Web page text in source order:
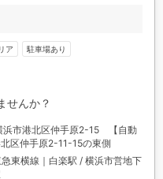
ア 駐車場あり
せんか？
浜市港北区仲手原2-15 【自動
区仲手原2-11-15の東側
東横線｜白楽駅 / 横浜市営地下